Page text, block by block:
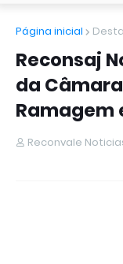
Página inicial
Reconsaj
da
Ramagem
Reconvale